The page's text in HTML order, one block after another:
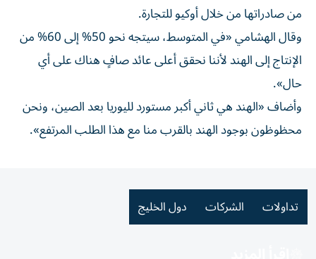
من صادراتها من خلال أوكيو للتجارة.
وقال الهشامي «في ⁠المتوسط، سيتجه نحو 50% إلى 60% من
الإنتاج إلى الهند ​لأننا نحقق أعلى عائد صافٍ هناك على أي
حال».
وأضاف «الهند هي ثاني أكبر مستورد لليوريا بعد الصين، ونحن
محظوظون بوجود الهند بالقرب منا مع هذا الطلب ⁠المرتفع».
تداولات الشركات دول الخليج